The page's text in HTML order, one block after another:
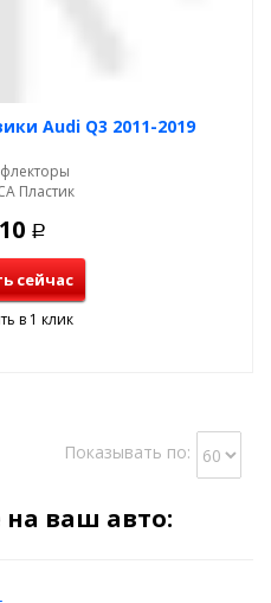
Audi Q3 2011-2019
Пластик
Р
сейчас
в 1 клик
Показывать по:
ваш авто: